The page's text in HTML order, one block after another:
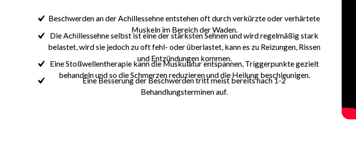
Beschwerden an der Achillessehne entstehen oft durch verkürzte oder verhärtete
Muskeln im Bereich der Waden.
Die Achillessehne selbst ist eine der stärksten Sehnen und wird regelmäßig stark
belastet, wird sie jedoch zu oft fehl- oder überlastet, kann es zu Reizungen, Rissen
und Entzündungen kommen.
Eine Stoßwellentherapie kann die Muskulatur entspannen, Triggerpunkte gezielt
behandeln und so die Schmerzen reduzieren und die Heilung beschleunigen.
Eine Besserung der Beschwerden tritt meist bereits nach 1-2
Behandlungsterminen auf.